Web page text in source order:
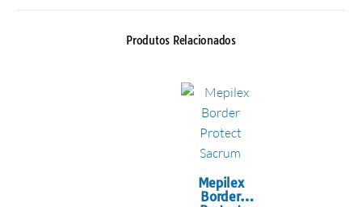
Produtos Relacionados
Mepilex
Border